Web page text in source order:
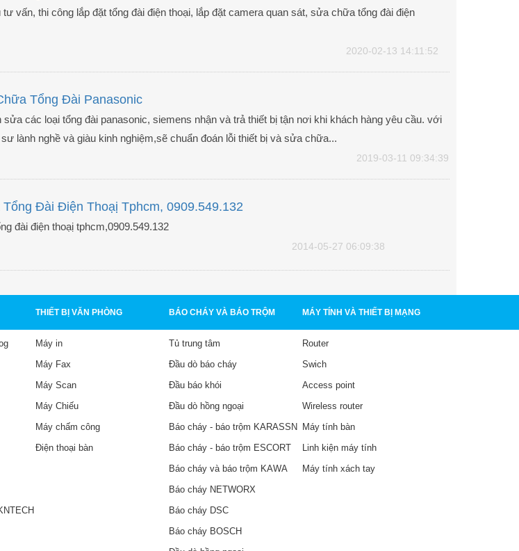
tư vấn, thi công lắp đặt tổng đài điện thoại, lắp đặt camera quan sát, sửa chữa tổng đài điện
2020-02-13 14:11:52
Tổng Đài Panasonic
sửa các loại tổng đài panasonic, siemens nhận và trả thiết bị tận nơi khi khách hàng yêu cầu. với
lành nghề và giàu kinh nghiệm,sẽ chuẩn đoán lỗi thiết bị và sửa chữa...
2019-03-11 09:34:39
Đài Điện Thoạị Tphcm, 0909.549.132
đài điện thoạị tphcm,0909.549.132
2014-05-27 06:09:38
THIẾT BỊ VĂN PHÒNG BÁO CHÁY VÀ BÁO TRỘM MÁY TÍNH VÀ THIẾT BỊ MẠNG
Máy in
Máy Fax
Máy Scan
Máy Chiếu
Máy chấm công
Điện thoại bàn
Tủ trung tâm
Đầu dò báo cháy
Đầu báo khói
Đầu dò hồng ngoại
Báo cháy - báo trộm KARASSN
Báo cháy - báo trộm ESCORT
Báo cháy và báo trộm KAWA
Báo cháy NETWORX
Báo cháy DSC
Báo cháy BOSCH
Router
Swich
Access point
Wireless router
Máy tính bàn
Linh kiện máy tính
Máy tính xách tay